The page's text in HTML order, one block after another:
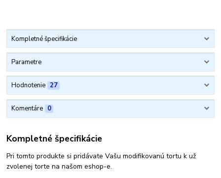
Kompletné špecifikácie
Parametre
Hodnotenie 27
Komentáre 0
Kompletné špecifikácie
Pri tomto produkte si pridávate Vašu modifikovanú tortu k už
zvolenej torte na našom eshop-e.